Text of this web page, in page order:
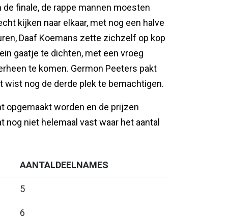
finale, de rappe mannen moesten
kijken naar elkaar, met nog een halve
Daaf Koemans zette zichzelf op kop
gaatje te dichten, met een vroeg
te komen. Germon Peeters pakt
wist nog de derde plek te bemachtigen.
opgemaakt worden en de prijzen
niet helemaal vast waar het aantal
AANTALDEELNAMES
5
6